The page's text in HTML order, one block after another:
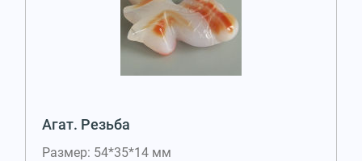
Агат. Резьба
Размер: 54*35*14 мм